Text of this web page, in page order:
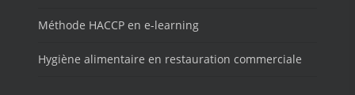
Méthode HACCP en e-learning
Hygiène alimentaire en restauration commerciale